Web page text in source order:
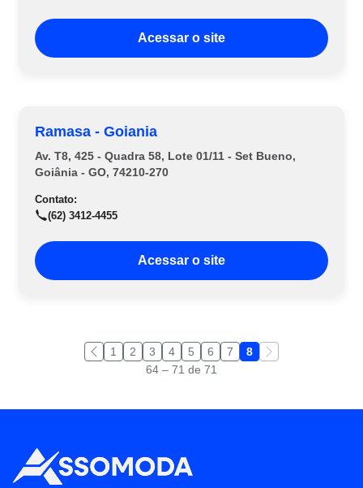
Acessar o site
Ramasa - Goiania
Av. T8, 425 - Quadra 58, Lote 01/11 - Set Bueno,
Goiânia - GO, 74210-270
Contato:
(62) 3412-4455
Acessar o site
1 2 3 4 5 6 7
8
64 – 71 de 71